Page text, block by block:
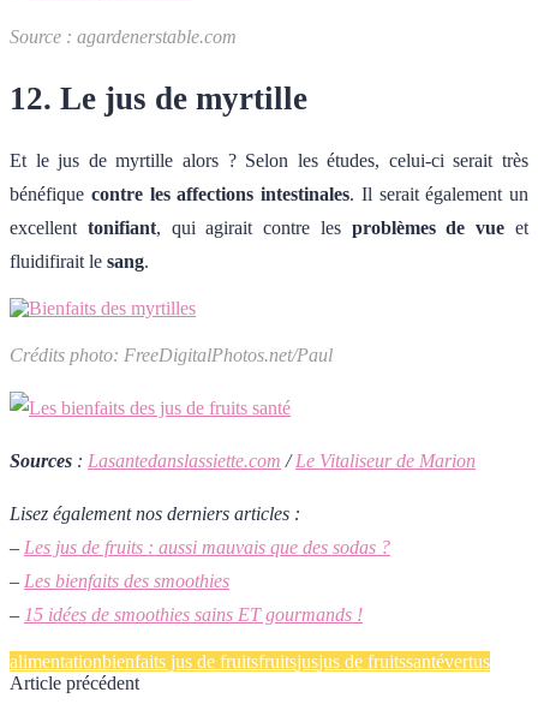
Source : agardenerstable.com
12. Le jus de myrtille
Et le jus de myrtille alors ? Selon les études, celui-ci serait très
bénéfique contre les affections intestinales. Il serait également un
excellent tonifiant, qui agirait contre les problèmes de vue et
fluidifirait le sang.
Crédits photo: FreeDigitalPhotos.net/Paul
Sources : Lasantedanslassiette.com /Le Vitaliseur de Marion
Lisez également nos derniers articles :
– Les jus de fruits : aussi mauvais que des sodas ?
– Les bienfaits des smoothies
– 15 idées de smoothies sains ET gourmands !
alimentationbienfaits jus de fruitsfruitsjusjus de fruitssantévertus
Article précédent